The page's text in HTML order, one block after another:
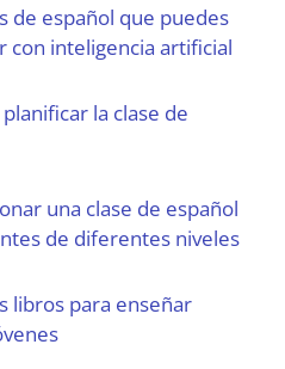
de español que puedes
con inteligencia artificial
la clase de
una clase de español
de diferentes niveles
libros para enseñar